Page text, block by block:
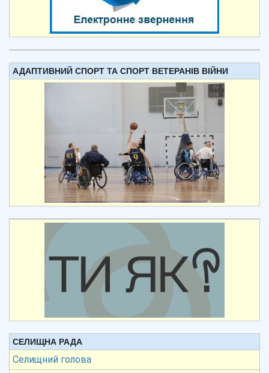
АДАПТИВНИЙ СПОРТ ТА СПОРТ ВЕТЕРАНІВ ВІЙНИ
СЕЛИЩНА РАДА
Селищний голова